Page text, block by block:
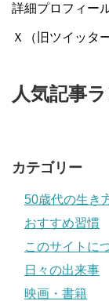
詳細プロフィー
Ｘ（旧ツイッタ
人気記事
カテゴリー
50歳代の生き
おすすめ習慣
このサイトに
日々の出来事
映画・書籍